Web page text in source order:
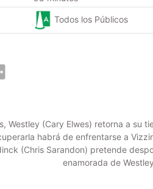
Todos los Públicos
Westley (Cary Elwes) retorna a su
habrá de enfrentarse a
(Chris Sarandon) pretende
enamorada de